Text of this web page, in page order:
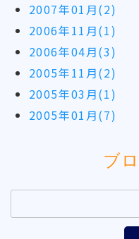
2007年01月(2)
2006年11月(1)
2006年04月(3)
2005年11月(2)
2005年03月(1)
2005年01月(7)
ブ